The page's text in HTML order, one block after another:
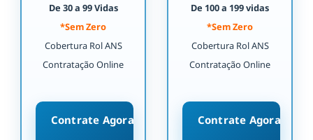
De 30 a 99 Vidas
*Sem Zero
Cobertura Rol ANS
Contratação Online
Contrate Agora
De 100 a 199 vidas
*Sem Zero
Cobertura Rol ANS
Contratação Online
Contrate Agora